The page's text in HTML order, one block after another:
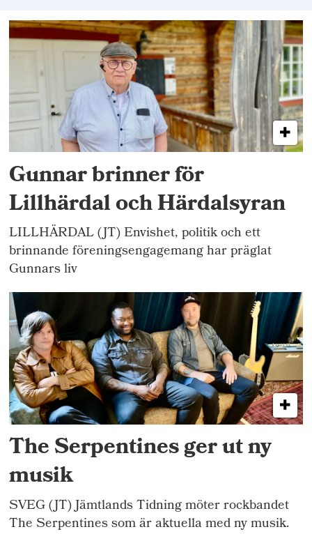
Gunnar brinner för
Lillhärdal och Härdalsyran
LILLHÄRDAL (JT) Envishet, politik och ett
brinnande föreningsengagemang har präglat
Gunnars liv
The Serpentines ger ut ny
musik
SVEG (JT) Jämtlands Tidning möter rockbandet
The Serpentines som är aktuella med ny musik.